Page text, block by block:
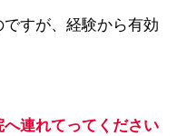
すが、経験から有効
連れてってください